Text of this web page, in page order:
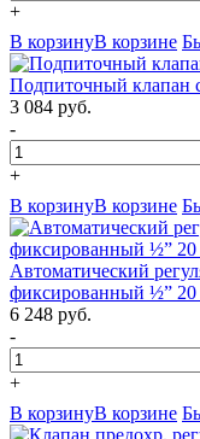
+
В корзинуВ корзине
Подпиточный клапан
3 084 руб.
-
+
В корзинуВ корзине
Автоматический
фиксированный ½”
6 248 руб.
-
+
В корзинуВ корзине